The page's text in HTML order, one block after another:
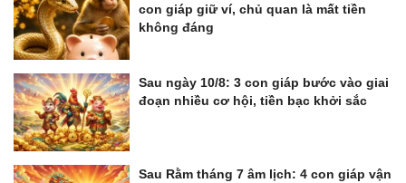
con giáp giữ ví, chủ quan là mất tiền
không đáng
Sau ngày 10/8: 3 con giáp bước vào giai
đoạn nhiều cơ hội, tiền bạc khởi sắc
Sau Rằm tháng 7 âm lịch: 4 con giáp vận